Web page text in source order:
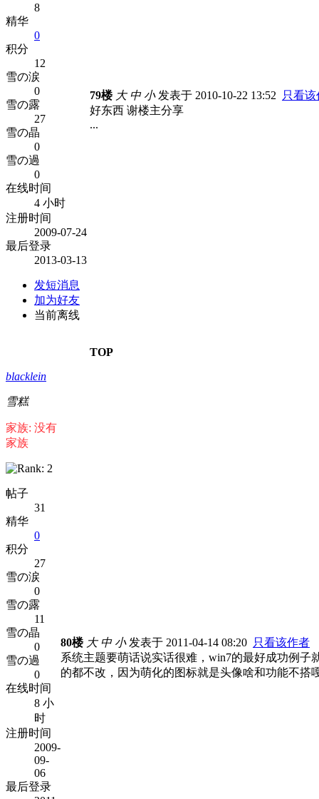
8
精华
0
积分
12
雪の涙
0
雪の露
27
雪の晶
0
雪の過
0
在线时间
4 小时
注册时间
2009-07-24
最后登录
2013-03-13
发短消息
加为好友
当前离线
79楼 大 中 小发表于 2010-10-22 13:52
只看该
好东西 谢楼主分享
...
TOP
blacklein
雪糕
家族: 没有
家族
帖子
31
精华
0
积分
27
雪の涙
0
雪の露
11
雪の晶
0
雪の過
0
在线时间
8 小
时
注册时间
2009-
09-
06
最后登录
80楼 大 中 小发表于 2011-04-14 08:20 只看该作者
系统主题要萌话说实话很难，win7的最好成功例
的都不改，因为萌化的图标就是头像啥和功能不搭